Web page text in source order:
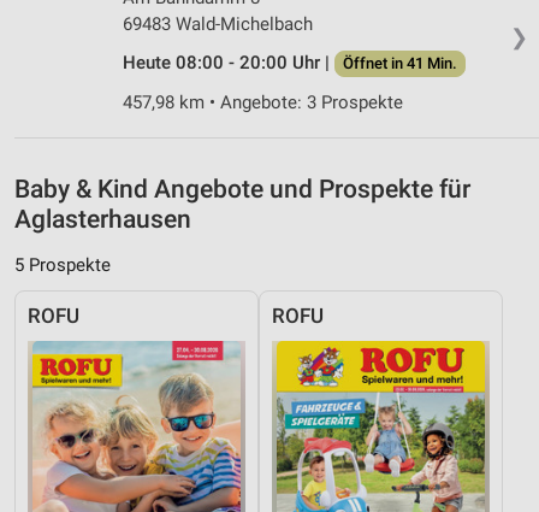
❯
69483 Wald-Michelbach
Heute 08:00 - 20:00 Uhr |
Öffnet in 41 Min.
457,98 km • Angebote: 3 Prospekte
Baby & Kind Angebote und Prospekte für
Aglasterhausen
5 Prospekte
ROFU ROFU
Messung der Performance von Inhalten
Analyse von Zielgruppen durch Statistiken oder
Verwendung reduzierter Daten zur Auswahl von
Inhalten
IAB-Besonderheiten:
Verwendung genauer Standortdaten
Geräte anhand von aktiv angeforderten
Informationen identifizieren
Nicht-IAB-Verarbeitungszwecke:
Notwendig
Performance